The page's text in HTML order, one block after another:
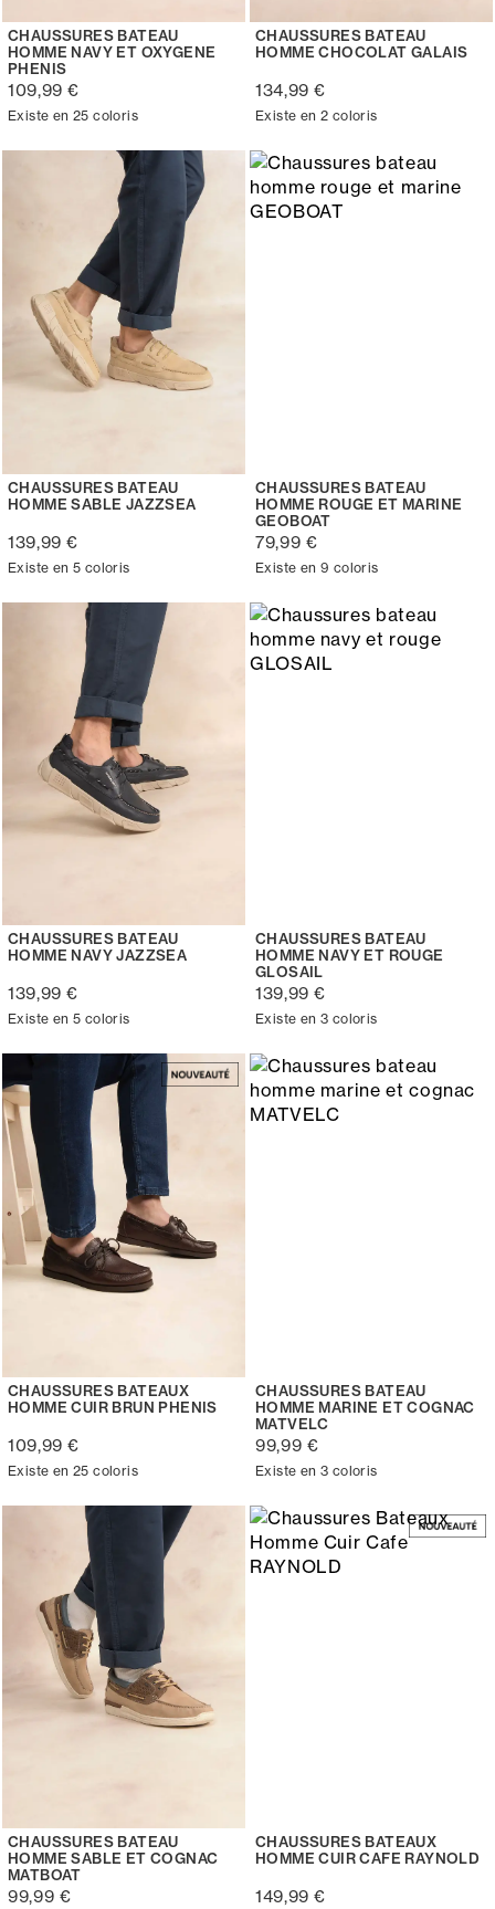
CHAUSSURES BATEAU
HOMME NAVY ET OXYGENE
PHENIS
109,99 €
Existe en 25 coloris
CHAUSSURES BATEAU
HOMME CHOCOLAT GALAIS
134,99 €
Existe en 2 coloris
CHAUSSURES BATEAU
HOMME SABLE JAZZSEA
139,99 €
Existe en 5 coloris
CHAUSSURES BATEAU
HOMME ROUGE ET MARINE
GEOBOAT
79,99 €
Existe en 9 coloris
CHAUSSURES BATEAU
HOMME NAVY JAZZSEA
139,99 €
Existe en 5 coloris
CHAUSSURES BATEAU
HOMME NAVY ET ROUGE
GLOSAIL
139,99 €
Existe en 3 coloris
CHAUSSURES BATEAUX
HOMME CUIR BRUN PHENIS
109,99 €
Existe en 25 coloris
CHAUSSURES BATEAU
HOMME MARINE ET COGNAC
MATVELC
99,99 €
Existe en 3 coloris
CHAUSSURES BATEAU
HOMME SABLE ET COGNAC
MATBOAT
99,99 €
CHAUSSURES BATEAUX
HOMME CUIR CAFE RAYNOLD
149,99 €